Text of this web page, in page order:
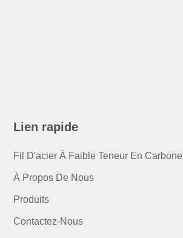
Lien rapide
Fil D'acier À Faible Teneur En Carbone
À Propos De Nous
Produits
Contactez-Nous